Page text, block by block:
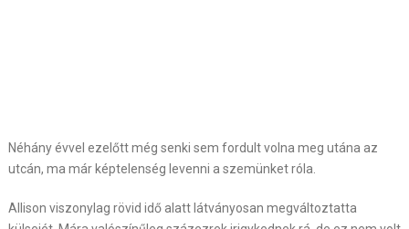
Néhány évvel ezelőtt még senki sem fordult volna meg utána az
utcán, ma már képtelenség levenni a szemünket róla.
Allison viszonylag rövid idő alatt látványosan megváltoztatta